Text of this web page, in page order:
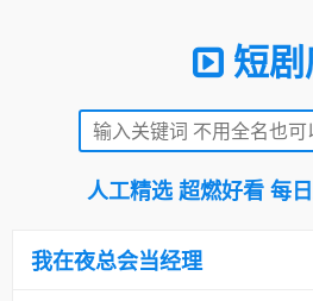
短
人工精选 超燃好看 每
我在夜总会当经理